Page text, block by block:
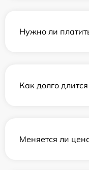
Нужно ли
Как долго
Меняется ли